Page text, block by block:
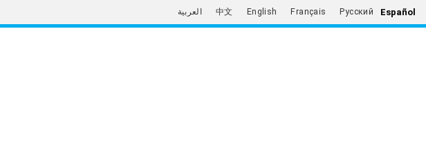
العربية 中文 English Français Русский Español